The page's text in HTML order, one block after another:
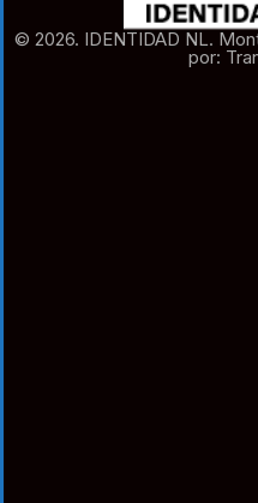
© 2026. IDENTIDAD NL.
por: